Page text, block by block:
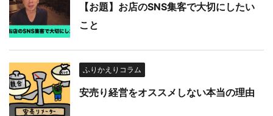
【お題】お店のSNS集客で大切にしたい
こと
ふりかえりコラム
安売り経営をオススメしない本当の理由